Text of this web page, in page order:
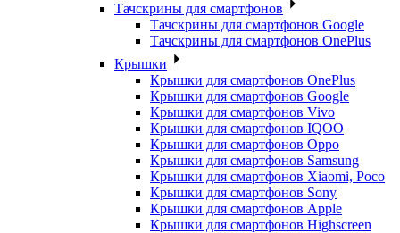
Тачскрины для смартфонов
Тачскрины для смартфонов Google
Тачскрины для смартфонов OnePlus
Крышки
Крышки для смартфонов OnePlus
Крышки для смартфонов Google
Крышки для смартфонов Vivo
Крышки для смартфонов IQOO
Крышки для смартфонов Oppo
Крышки для смартфонов Samsung
Крышки для смартфонов Xiaomi, Poco
Крышки для смартфонов Sony
Крышки для смартфонов Apple
Крышки для смартфонов Highscreen